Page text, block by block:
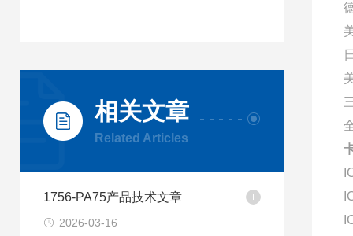
相关文章
Related Articles
1756-PA75产品技术文章
2026-03-16